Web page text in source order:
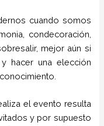
cuando somos
condecoración,
mejor aún si
hacer una elección
el evento resulta
y por supuesto